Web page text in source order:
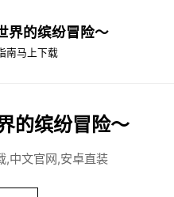
界的缤纷冒险～
南马上下载
的缤纷冒险～
,中文官网,安卓直装